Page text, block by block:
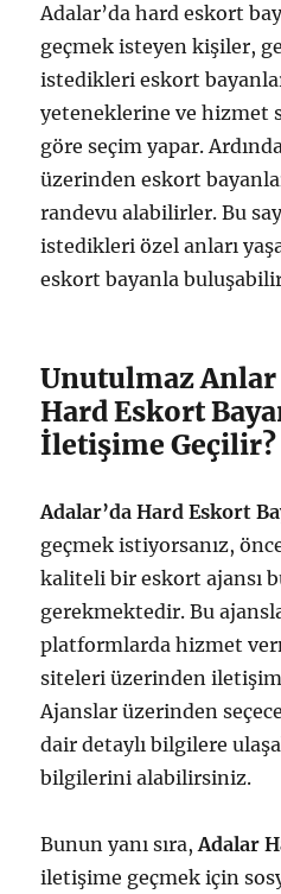
Adalar’da hard eskort
geçmek isteyen kişiler,
istedikleri eskort
yeteneklerine ve hizmet
göre seçim yapar.
üzerinden eskort
randevu alabilirler. Bu
istedikleri özel anları
eskort bayanla
Unutulmaz
Hard Eskort
İletişime Geçilir?
Adalar’da Hard Eskort
geçmek istiyorsanız,
kaliteli bir eskort ajansı
gerekmektedir. Bu
platformlarda hizmet
siteleri üzerinden
Ajanslar üzerinden
dair detaylı bilgilere
bilgilerini alabilirsiniz.
Bunun yanı sıra,Adalar
iletişime geçmek için